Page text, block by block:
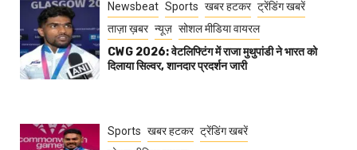
Newsbeat Sports खबर हटकर ट्रेंडिंग खबरें
ताज़ा ख़बर न्यूज़ सोशल मीडिया वायरल
CWG 2026: वेटलिफ्टिंग में राजा मुथुपांडी ने भारत को
दिलाया सिल्वर, शानदार प्रदर्शन जारी
Sports खबर हटकर ट्रेंडिंग खबरें